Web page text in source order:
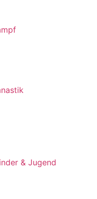
& Jugend